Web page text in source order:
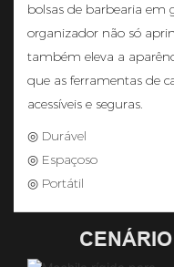
bolsas de barbearia em
organizador não só
também eleva a
que as ferramentas de
acessíveis e seguras.
◎ Durável
◎ Espaçoso
◎ Portátil